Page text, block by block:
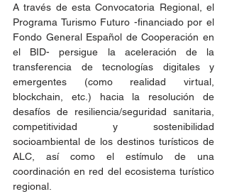
A través de esta Convocatoria Regional, el
Programa Turismo Futuro -financiado por el
Fondo General Español de Cooperación en
el BID- persigue la aceleración de la
transferencia de tecnologías digitales y
emergentes (como realidad virtual,
blockchain, etc.) hacia la resolución de
desafíos de resiliencia/seguridad sanitaria,
competitividad y sostenibilidad
socioambiental de los destinos turísticos de
ALC, así como el estímulo de una
coordinación en red del ecosistema turístico
regional.